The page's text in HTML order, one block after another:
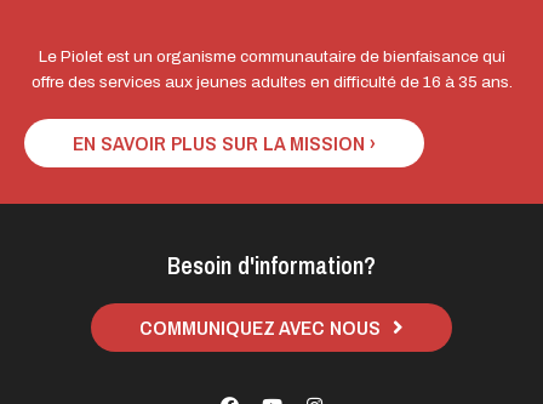
Le Piolet est un organisme communautaire de bienfaisance qui
offre des services aux jeunes adultes en difficulté de 16 à 35 ans.
EN SAVOIR PLUS SUR LA MISSION ›
Besoin d'information?
COMMUNIQUEZ AVEC NOUS